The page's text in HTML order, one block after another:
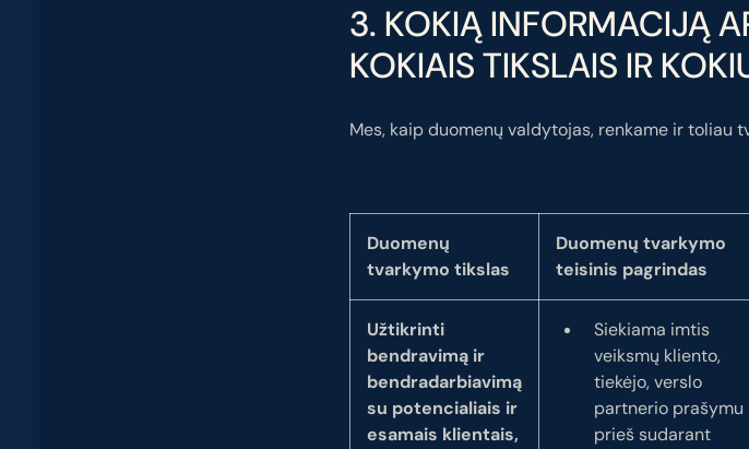
3. KOKIĄ INFORMACIJĄ
KOKIAIS TIKSLAIS IR
Mes, kaip duomenų valdytojas, renkame ir toliau
Duomenų
tvarkymo tikslas
Duomenų tvarkymo
teisinis pagrindas
Užtikrinti
bendravimą ir
bendradarbiavimą
su potencialiais ir
esamais klientais,
Siekiama imtis
veiksmų kliento,
tiekėjo, verslo
partnerio prašymu
prieš sudarant